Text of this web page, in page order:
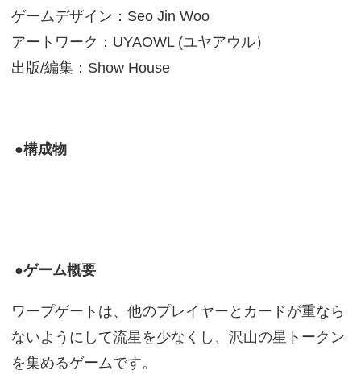
ゲームデザイン：Seo Jin Woo
アートワーク：UYAOWL (ユヤアウル）
出版/編集：Show House
●構成物
●ゲーム概要
ワープゲートは、他のプレイヤーとカードが重なら
ないようにして流星を少なくし、沢山の星トークン
を集めるゲームです。